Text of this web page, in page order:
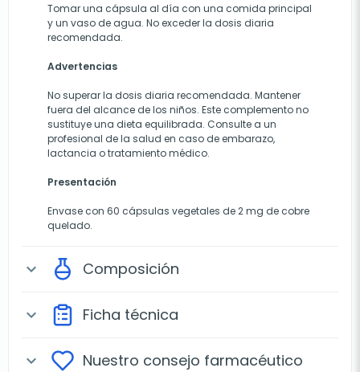
Tomar una cápsula al día con una comida principal
y un vaso de agua. No exceder la dosis diaria
recomendada.
Advertencias
No superar la dosis diaria recomendada. Mantener
fuera del alcance de los niños. Este complemento no
sustituye una dieta equilibrada. Consulte a un
profesional de la salud en caso de embarazo,
lactancia o tratamiento médico.
Presentación
Envase con 60 cápsulas vegetales de 2 mg de cobre
quelado.
expand_more Composición
expand_more Ficha técnica
expand_more Nuestro consejo farmacéutico